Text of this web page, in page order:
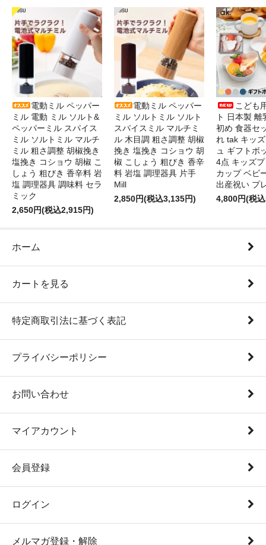
電動ミル ペッパー
ミル 電動 ミル ソルト&
ペッパーミル スパイス
ミル ソルトミル マルチ
ミル 粗さ調整 胡椒挽き
塩挽き コショウ 胡椒 こ
しょう 粗びき 香辛料 岩
塩 調理器具 調味料 セラ
ミック
2,650円(税込2,915円)
電動ミル ペッパー
ミル ソルトミル ソルト
スパイスミル マルチミ
ル 木目調 粗さ調整 胡椒
挽き 塩挽き コショウ 胡
椒 こしょう 粗びき 香辛
料 岩塩 調理器具 片手
Mill
2,850円(税込3,135円)
こども
ト 日本製
初め 食器セ
れ tak キッ
ュ ギフトボ
4点 キッズ
カップ ベビ
出産祝い プ
4,800円(税
ホーム
カートを見る
特定商取引法に基づく表記
プライバシーポリシー
お問い合わせ
マイアカウント
会員登録
ログイン
メルマガ登録・解除